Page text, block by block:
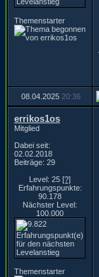
Themenstarter
08.04.2025 20:36
errikos1os
Mitglied
Dabei seit:
02.02.2018
Beiträge: 29
Level: 25 [?]
Erfahrungspunkte:
90.178
Nächster Level:
100.000
Themenstarter